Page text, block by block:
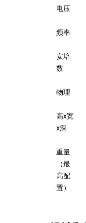
电压
频率
安培
数
物理
高x宽
x深
重量
（最
高配
置）